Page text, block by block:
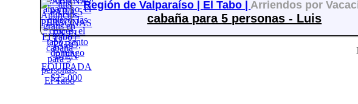
Región de Valparaíso | El Tabo |Arriendos por
cabaña para 5 personas - Luis
1